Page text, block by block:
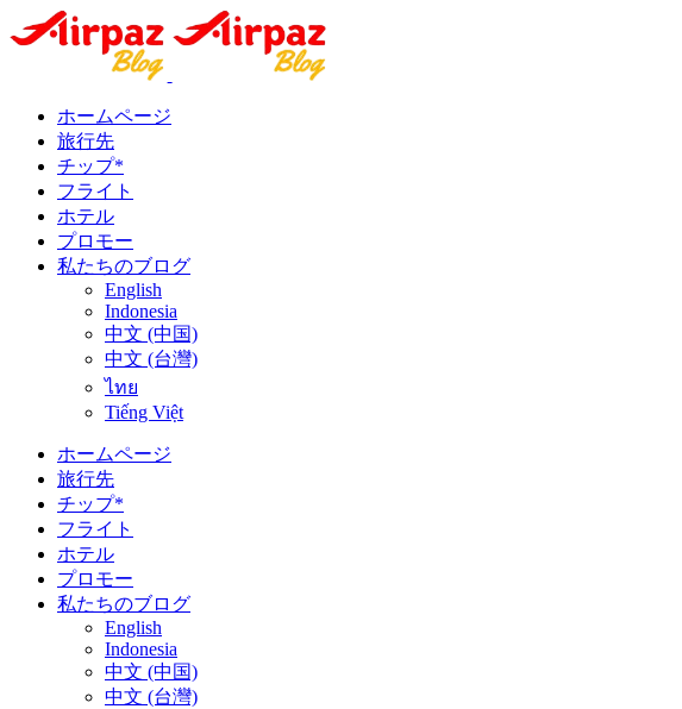
ホームページ
旅行先
チップ*
フライト
ホテル
プロモー
私たちのブログ
English
Indonesia
中文 (中国)
中文 (台灣)
ไทย
Tiếng Việt
ホームページ
旅行先
チップ*
フライト
ホテル
プロモー
私たちのブログ
English
Indonesia
中文 (中国)
中文 (台灣)